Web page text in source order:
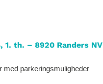
1. th. – 8920 Randers NV
med parkeringsmuligheder